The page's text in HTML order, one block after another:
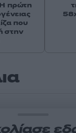
πρώτη
που
στην